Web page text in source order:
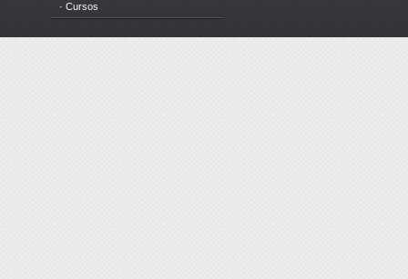
· Cursos